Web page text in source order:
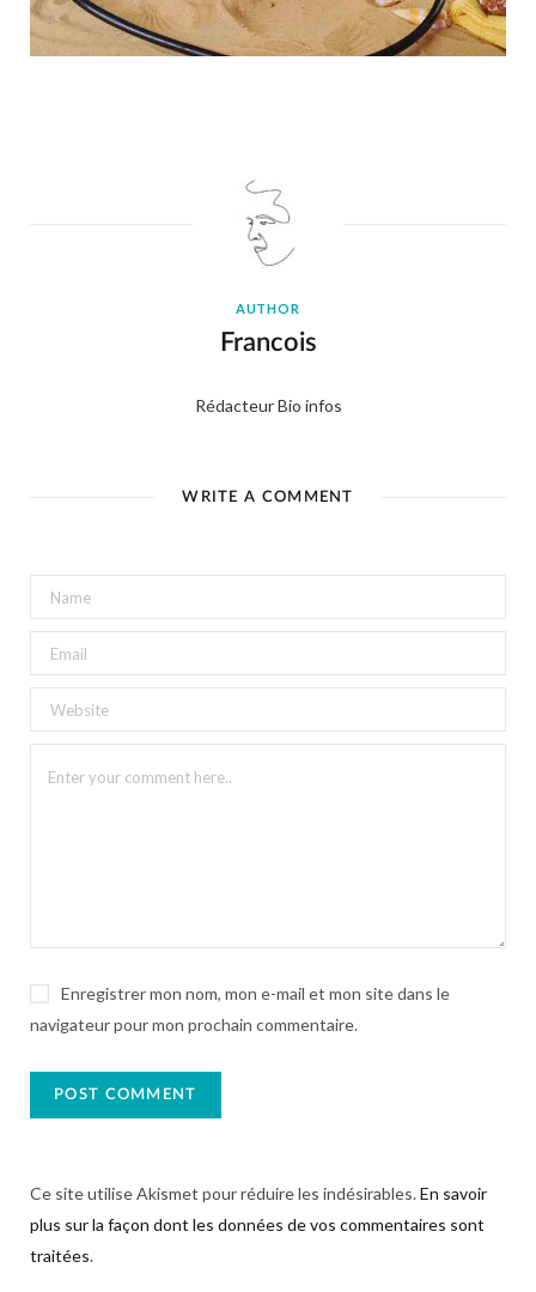
AUTHOR
Francois
Rédacteur Bio infos
WRITE A COMMENT
Enregistrer mon nom, mon e-mail et mon site dans le
navigateur pour mon prochain commentaire.
Ce site utilise Akismet pour réduire les indésirables.En savoir
plus sur la façon dont les données de vos commentaires sont
traitées.